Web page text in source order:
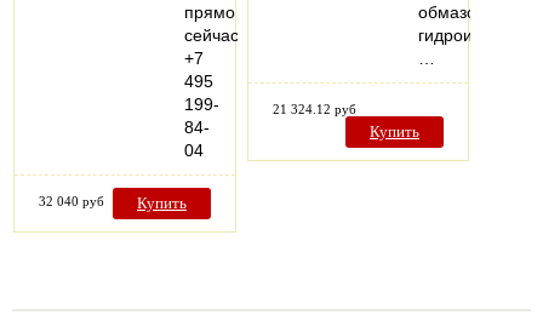
прямо
сейчас
+7
495
199-
84-
04
32 040 руб Купить
обмазочная
гидроизоляция.
21 324.12 руб
Купить